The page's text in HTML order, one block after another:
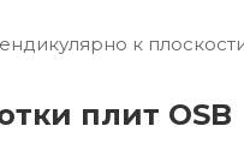
к
плит OSB